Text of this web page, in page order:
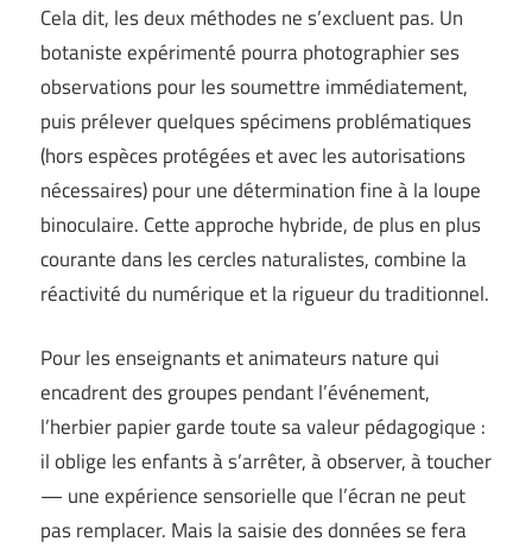
Cela dit, les deux méthodes ne s’excluent pas. Un
botaniste expérimenté pourra photographier ses
observations pour les soumettre immédiatement,
puis prélever quelques spécimens problématiques
(hors espèces protégées et avec les autorisations
nécessaires) pour une détermination fine à la loupe
binoculaire. Cette approche hybride, de plus en plus
courante dans les cercles naturalistes, combine la
réactivité du numérique et la rigueur du traditionnel.
Pour les enseignants et animateurs nature qui
encadrent des groupes pendant l’événement,
l’herbier papier garde toute sa valeur pédagogique :
il oblige les enfants à s’arrêter, à observer, à toucher
— une expérience sensorielle que l’écran ne peut
pas remplacer. Mais la saisie des données se fera